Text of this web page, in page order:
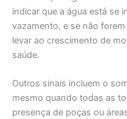
indicar que a água está se
vazamento, e se não
levar ao crescimento de
saúde.
Outros sinais incluem o
mesmo quando todas as
presença de poças ou